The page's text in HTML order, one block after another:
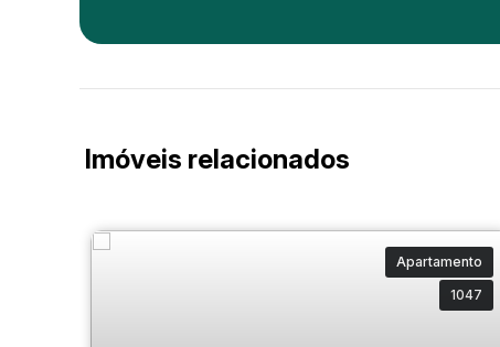
Imóveis relacionados
Apartamento
1047